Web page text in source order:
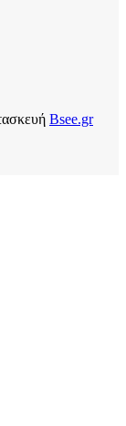
Bsee.gr